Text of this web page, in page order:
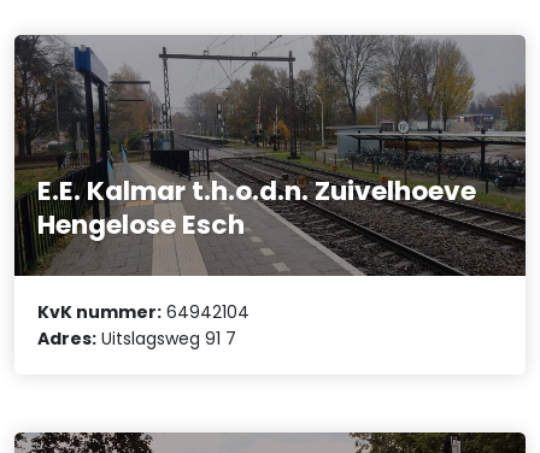
E.E. Kalmar t.h.o.d.n. Zuivelhoeve
Hengelose Esch
KvK nummer: 64942104
Adres: Uitslagsweg 91 7